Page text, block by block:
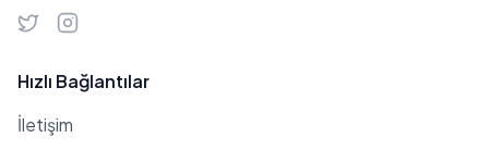
zorunda kaldığını belirtmiştir.
Hızlı Bağlantılar
İletişim